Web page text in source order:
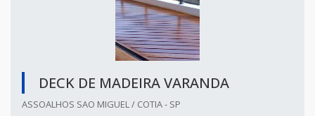
DECK DE MADEIRA VARANDA
ASSOALHOS SAO MIGUEL / COTIA - SP